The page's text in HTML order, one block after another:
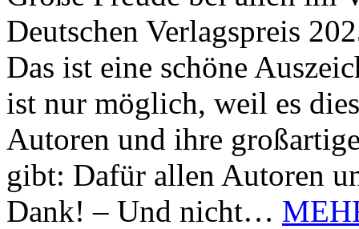
Deutschen Verlagspreis
Das ist eine schöne
ist nur möglich, weil es
Autoren und ihre
gibt: Dafür allen Autoren
Dank! – Und nicht…